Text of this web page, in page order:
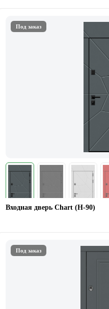
Под заказ
Входная дверь Chart (Н-90)
Под заказ